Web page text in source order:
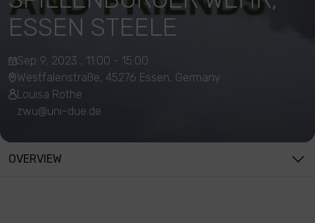
ESSEN STEELE
Sep 9, 2023 , 11:00 - 15:00
Westfalenstraße, 45276 Essen, Germany
Louisa Rothe
zwu@uni-due.de
OVERVIEW